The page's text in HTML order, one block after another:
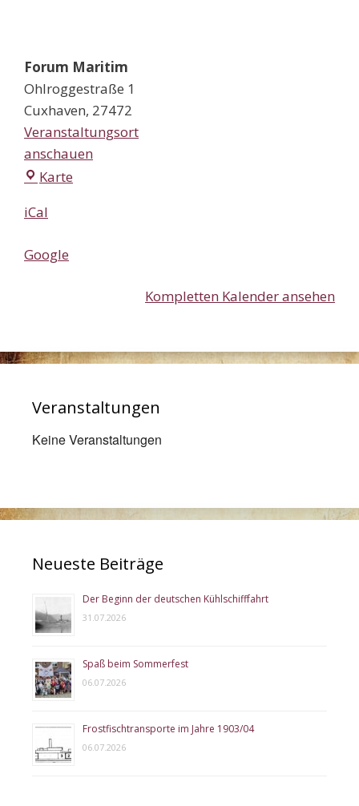
Forum Maritim
Ohlroggestraße 1
Cuxhaven, 27472
Veranstaltungsort
anschauen
Karte
iCal
Google
Kompletten Kalender ansehen
Veranstaltungen
Keine Veranstaltungen
Neueste Beiträge
Der Beginn der deutschen Kühlschifffahrt
31.07.2026
Spaß beim Sommerfest
06.07.2026
Frostfischtransporte im Jahre 1903/04
06.07.2026